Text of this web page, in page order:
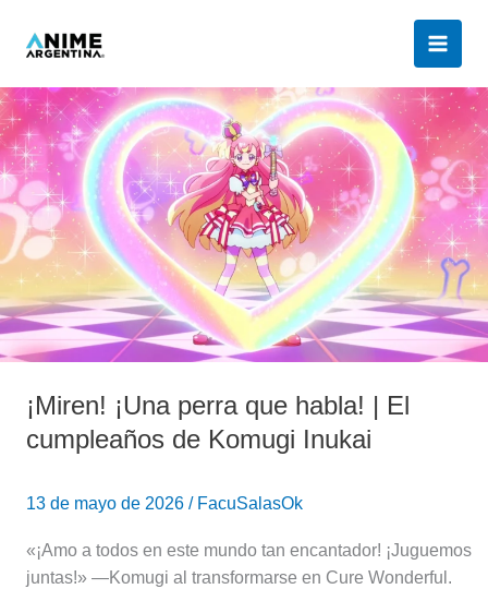
¡Miren! ¡Una perra que habla! | El
cumpleaños de Komugi Inukai
13 de mayo de 2026 / FacuSalasOk
«¡Amo a todos en este mundo tan encantador! ¡Juguemos
juntas!» —Komugi al transformarse en Cure Wonderful.
¡Miren!
¡Una
perra
que
habla!
|
El
cumpleaños
de
Komugi